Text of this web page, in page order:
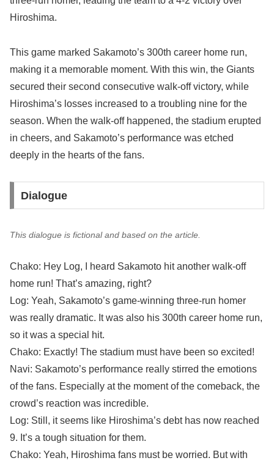
Hiroshima.
This game marked Sakamoto’s 300th career home run,
making it a memorable moment. With this win, the Giants
secured their second consecutive walk-off victory, while
Hiroshima’s losses increased to a troubling nine for the
season. When the walk-off happened, the stadium erupted
in cheers, and Sakamoto’s performance was etched
deeply in the hearts of the fans.
Dialogue
This dialogue is fictional and based on the article.
Chako: Hey Log, I heard Sakamoto hit another walk-off
home run! That’s amazing, right?
Log: Yeah, Sakamoto’s game-winning three-run homer
was really dramatic. It was also his 300th career home run,
so it was a special hit.
Chako: Exactly! The stadium must have been so excited!
Navi: Sakamoto’s performance really stirred the emotions
of the fans. Especially at the moment of the comeback, the
crowd’s reaction was incredible.
Log: Still, it seems like Hiroshima’s debt has now reached
9. It’s a tough situation for them.
Chako: Yeah, Hiroshima fans must be worried. But with